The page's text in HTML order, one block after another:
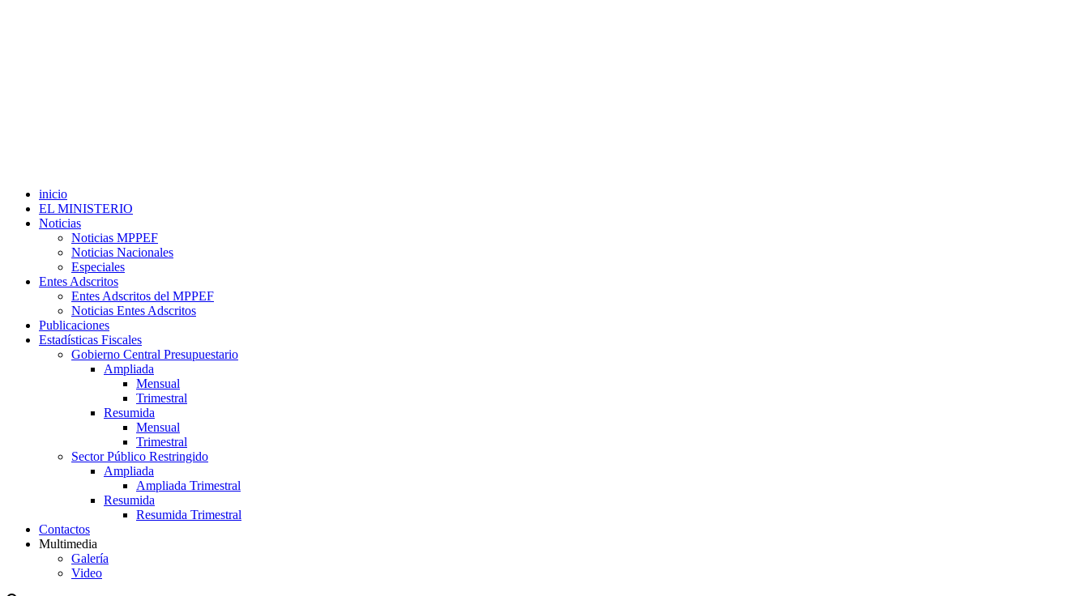
inicio
EL MINISTERIO
Noticias
Noticias MPPEF
Noticias Nacionales
Especiales
Entes Adscritos
Entes Adscritos del MPPEF
Noticias Entes Adscritos
Publicaciones
Estadísticas Fiscales
Gobierno Central Presupuestario
Ampliada
Mensual
Trimestral
Resumida
Mensual
Trimestral
Sector Público Restringido
Ampliada
Ampliada Trimestral
Resumida
Resumida Trimestral
Contactos
Multimedia
Galería
Video